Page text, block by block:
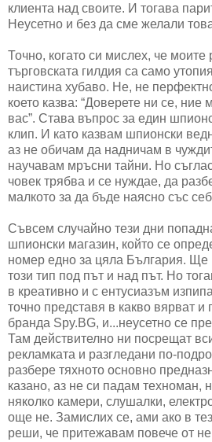
клиента над своите. И тогава
Неусетно и без да сме желали
Точно, когато си мислех, че моите
търговската гилдия са само
наистина хубаво. Не, не
което казва: “Доверете ни се, ние
вас”. Става въпрос за един
клип. И като казвам шпионски
аз не обичам да надничам в
научавам мръсни тайни. Но
човек трябва и се нуждае, да
малкото за да бъде наясно със
Съвсем случайно тези дни
шпионски магазин, който се
номер едно за цяла България. Ще
този тип под път и над път. Но
в креативно и с ентусиазъм
точно представя в какво вярват и
бранда Spy.BG, и...неусетно се
Там действително ни посрещат
рекламката и разгледани по-
разбере тяхното основно
казано, аз не си падам техноман,
няколко камери, слушалки,
още не. Замислих се, ами ако в
реши, че притежавам повече от